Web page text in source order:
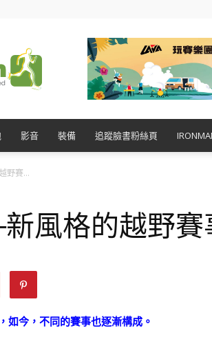
影音 裝備 追蹤臉書粉絲頁
野賽...
風格的越野賽
如今，不同的賽事也逐漸構成。